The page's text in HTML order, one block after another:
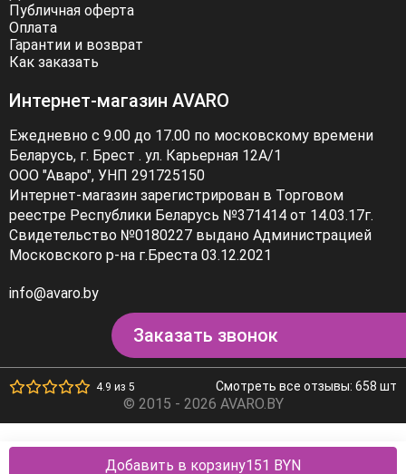
Добавить в корзину151 BYN
Публичная оферта
Оплата
Гарантии и возврат
Как заказать
Интернет-магазин AVARO
Ежедневно с 9.00 до 17.00 по московскому времени
Беларусь, г. Брест . ул. Карьерная 12А/1
ООО "Аваро", УНП 291725150
Интернет-магазин зарегистрирован в Торговом
реестре Республики Беларусь №371414 от 14.03.17г.
Свидетельство №0180227 выдано Администрацией
Московского р-на г.Бреста 03.12.2021
info@avaro.by
Заказать звонок
4.9 из 5 Смотреть все отзывы: 658 шт
© 2015 - 2026 AVARO.BY